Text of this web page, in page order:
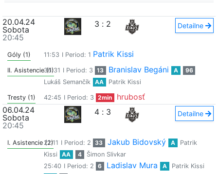
20.04.24
Sobota
20:45
3 : 2 Detailne
Góly (1) 11:53 I Period: 1 Patrik Kissi
II. Asistencie (1)
36:31 I Period: 3 13 Branislav Begáni A
96
Lukáš Semančík
AA Patrik Kissi
Tresty (1) 42:45 I Period: 3 2min
hrubosť
06.04.24
Sobota
20:45
4 : 3 Detailne
I. Asistencie (2)
21:11 I Period: 2 33 Jakub Bidovský A
Patrik
Kissi
AA 4
Šimon Slivkar
25:40 I Period: 2 6 Ladislav Mura A
Patrik Kissi